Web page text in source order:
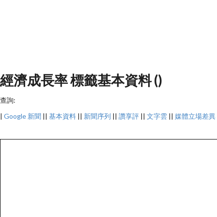
經濟成長率 標籤基本資料 ()
查詢:
| Google 新聞 || 基本資料 || 新聞序列 || 讚享評 || 文字雲 || 媒體立場差異